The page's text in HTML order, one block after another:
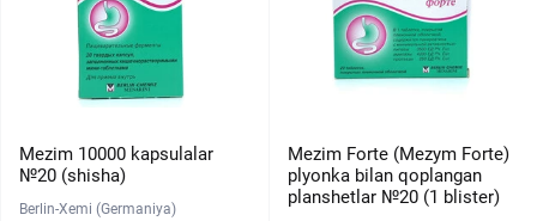
Mezim 10000 kapsulalar
№20 (shisha)
Berlin-Xemi (Germaniya)
Mezim Forte (Mezym Forte)
plyonka bilan qoplangan
planshetlar №20 (1 blister)